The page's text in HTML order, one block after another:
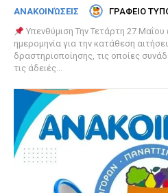
ΑΝΑΚΟΙΝΏΣΕΙΣ ΓΡΑΦΕΙΟ
Υπενθύμιση Την Τετάρτη 27 Μαΐου είναι η καταληκτική
ημερομηνία για την κατάθεση
δραστηριοποίησης, τις οποίες
τις άδειές...